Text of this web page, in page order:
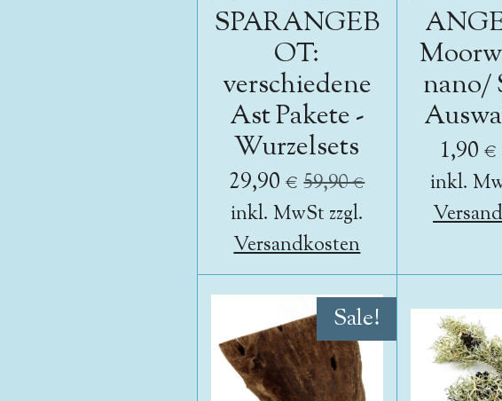
SPARANGEB
OT:
verschiedene
Ast Pakete -
Wurzelsets
29,90 € 59,90 €
inkl. MwSt zzgl.
Versandkosten
nano/
1,90 €
inkl.
Sale!